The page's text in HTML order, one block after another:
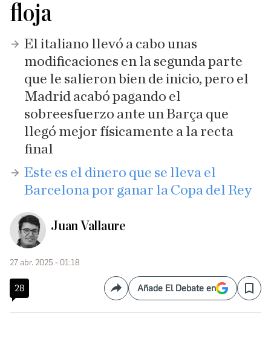
floja
El italiano llevó a cabo unas
modificaciones en la segunda parte
que le salieron bien de inicio, pero el
Madrid acabó pagando el
sobreesfuerzo ante un Barça que
llegó mejor físicamente a la recta
final
Este es el dinero que se lleva el
Barcelona por ganar la Copa del Rey
Juan Vallaure
27 abr. 2025 - 01:18
28 CompartirAñade El Debate en Save